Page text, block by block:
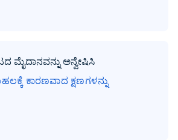
ಮೈದಾನವನ್ನು ಅನ್ವೇಷಿಸಿ
ಕಾರಣವಾದ ಕ್ಷಣಗಳನ್ನು